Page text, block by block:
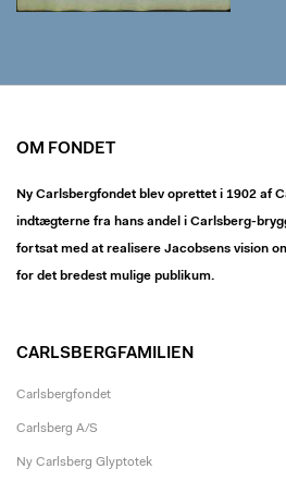
OM FONDET
Ny Carlsbergfondet blev oprettet i 1902 af
indtægterne fra hans andel i Carlsberg-
fortsat med at realisere Jacobsens vision
for det bredest mulige publikum.
CARLSBERGFAMILIEN
Carlsbergfondet
Carlsberg A/S
Ny Carlsberg Glyptotek